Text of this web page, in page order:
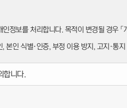
정보를 처리합니다. 목적이 변경될 경우
, 본인 식별·인증, 부정 이용 방지, 고지·통지
, 처리 결과 통보
업 운영, 정책 홍보
합니다.